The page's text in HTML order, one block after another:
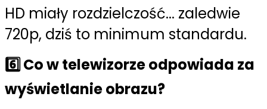
HD miały rozdzielczość... zaledwie
720p, dziś to minimum standardu.
6️⃣ Co w telewizorze odpowiada za
wyświetlanie obrazu?